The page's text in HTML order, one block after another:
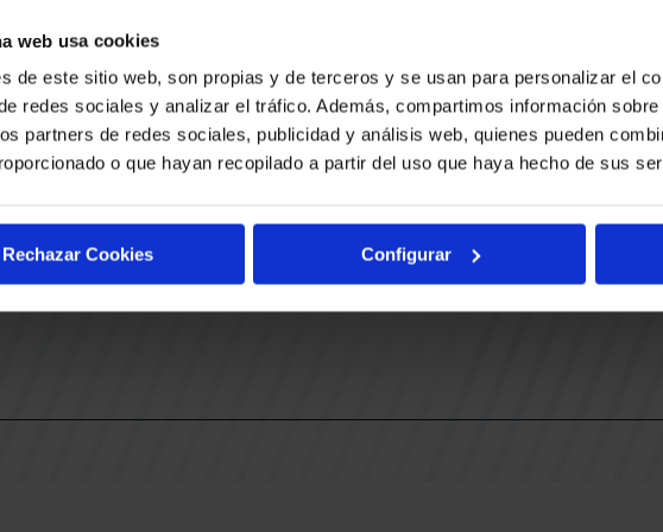
web usa cookies
de este sitio web, son propias y de terceros y se usan para personalizar el
redes sociales y analizar el tráfico. Además, compartimos información
partners de redes sociales, publicidad y análisis web, quienes pueden
o que hayan recopilado a partir del uso que haya hecho de sus
Rechazar Cookies Configurar
las actividades,
del SASKI
BAKH
FUNDACIÓN BASKONIA-
01013 Vitoria-Gasteiz